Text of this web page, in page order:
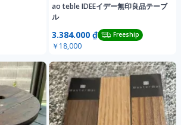
ao teble IDEEイデー無印良品テーブ
ル
3.384.000 ₫ Freeship
￥18,000